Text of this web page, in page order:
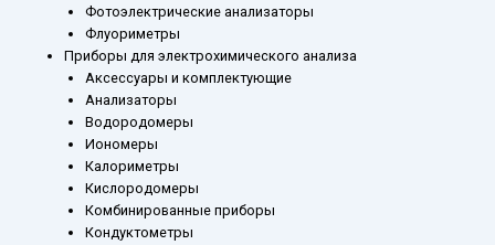
Фотоэлектрические анализаторы
Флуориметры
Приборы для электрохимического анализа
Аксессуары и комплектующие
Анализаторы
Водородомеры
Иономеры
Калориметры
Кислородомеры
Комбинированные приборы
Кондуктометры